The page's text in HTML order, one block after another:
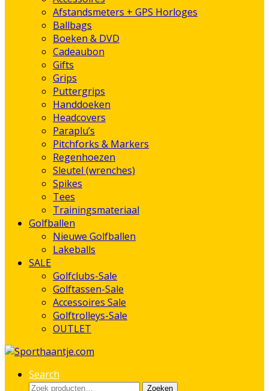
Afstandsmeters + GPS Horloges
Ballbags
Boeken & DVD
Cadeaubon
Gifts
Grips
Puttergrips
Handdoeken
Headcovers
Paraplu’s
Pitchforks & Markers
Regenhoezen
Sleutel (wrenches)
Spikes
Tees
Trainingsmateriaal
Golfballen
Nieuwe Golfballen
Lakeballs
SALE
Golfclubs-Sale
Golftassen-Sale
Accessoires Sale
Golftrolleys-Sale
OUTLET
Search
Zoeken
Zoeken